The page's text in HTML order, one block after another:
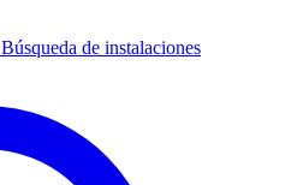
Búsqueda de instalaciones